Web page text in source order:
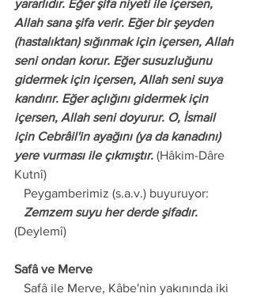
yararlıdır. Eğer şifa niyeti ile içersen,
Allah sana şifa verir. Eğer bir şeyden
(hastalıktan) sığınmak için içersen, Allah
seni ondan korur. Eğer susuzluğunu
gidermek için içersen, Allah seni suya
kandırır. Eğer açlığını gidermek için
içersen, Allah seni doyurur. O, İsmail
için Cebrâil'in ayağını (ya da kanadını)
yere vurması ile çıkmıştır. (Hâkim-Dâre
Kutnî)
   Peygamberimiz (s.a.v.) buyuruyor:
   Zemzem suyu her derde şifadır.
(Deylemî)
Safâ ve Merve